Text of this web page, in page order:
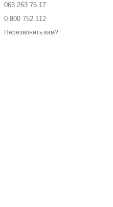
063 263 76 17
0 800 752 112
Перезвонить вам?